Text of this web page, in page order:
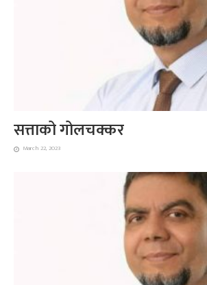
सत्ताको गोलचक्कर
March 22, 2023